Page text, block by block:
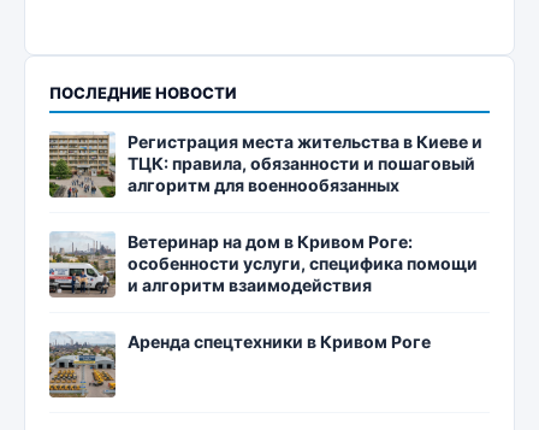
ПОСЛЕДНИЕ НОВОСТИ
Регистрация места жительства в Киеве и
ТЦК: правила, обязанности и пошаговый
алгоритм для военнообязанных
Ветеринар на дом в Кривом Роге:
особенности услуги, специфика помощи
и алгоритм взаимодействия
Аренда спецтехники в Кривом Роге